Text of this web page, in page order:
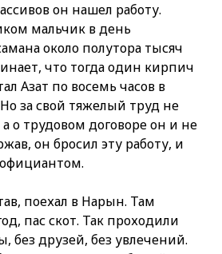
он нашел работу.
мальчик в день
около полутора тысяч
что тогда один кирпич
Азат по восемь часов в
за свой тяжелый труд не
о трудовом договоре он и не
он бросил эту работу, и
официантом.
поехал в Нарын. Там
пас скот. Так проходили
без друзей, без увлечений.